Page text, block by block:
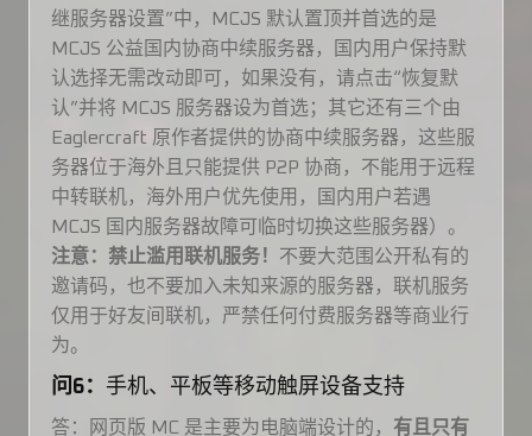
继服务器设置”中，MCJS 默认置顶并首选的是
MCJS 公益国内协商中续服务器，国内用户保持默
认选择无需改动即可，如果没有，请点击“恢复默
认”并将 MCJS 服务器设为首选；其它还有三个由
Eaglercraft 原作者提供的协商中续服务器，这些服
务器位于海外且只能提供 P2P 协商，不能用于远程
中转联机，海外用户优先使用，国内用户若遇
MCJS 国内服务器故障可临时切换这些服务器）。
注意：禁止滥用联机服务！ 不要大范围公开私有的
邀请码，也不要加入未知来源的服务器，联机服务
仅用于好友间联机，严禁任何付费服务器等商业行
为。
问6： 手机、平板等移动触屏设备支持
答：网页版 MC 是主要为电脑端设计的， 有且只有